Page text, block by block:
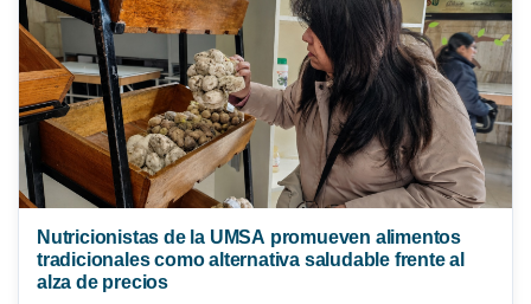
Nutricionistas de la UMSA promueven alimentos
tradicionales como alternativa saludable frente al
alza de precios